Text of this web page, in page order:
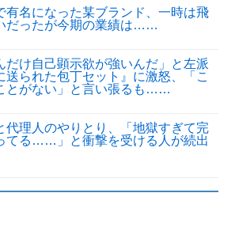
有名になった某ブランド、一時は飛
だったが今期の業績は……
だけ自己顕示欲が強いんだ」と左派
送られた包丁セット』に激怒、「こ
とがない」と言い張るも……
代理人のやりとり、「地獄すぎて完
てる……」と衝撃を受ける人が続出